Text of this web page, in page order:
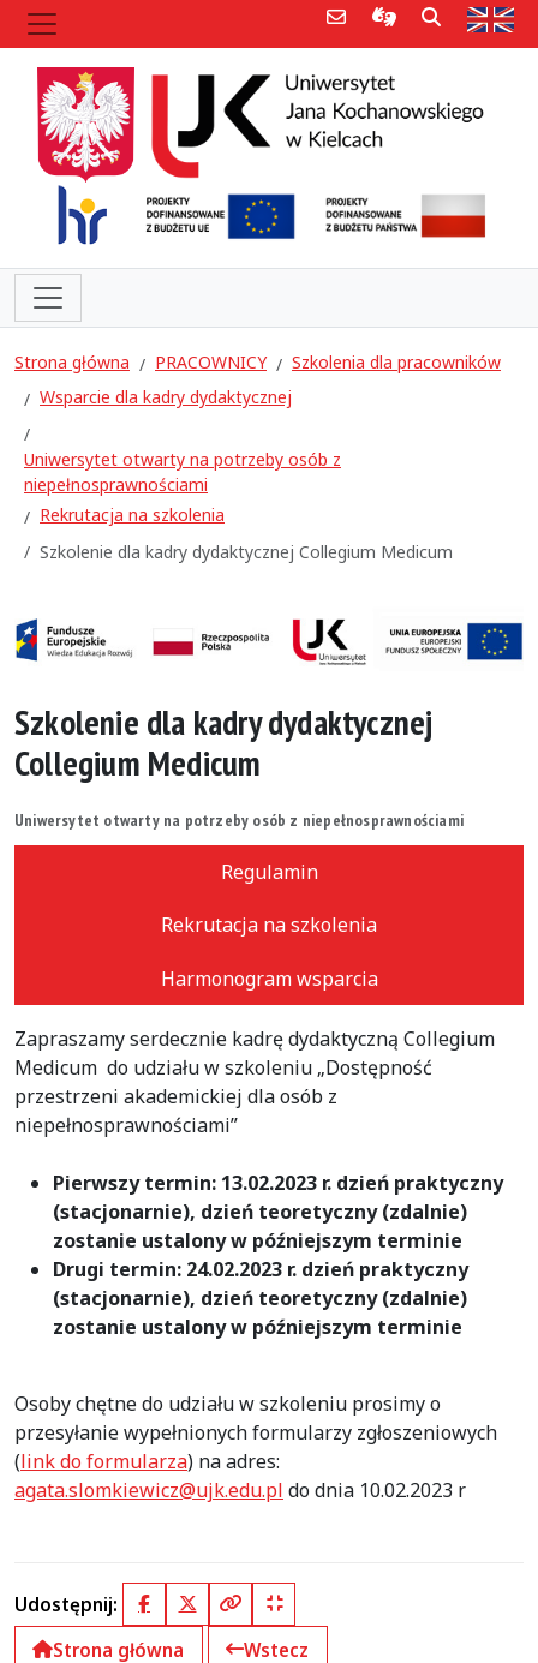
Poczta e-mailInformacje dla
Szukaj
Strona główna PRACOWNICY
Szkolenia dla pracowników
Wsparcie dla kadry dydaktycznej
Uniwersytet otwarty na potrzeby osób z
niepełnosprawnościami
Rekrutacja na szkolenia
Szkolenie dla kadry dydaktycznej Collegium Medicum
Szkolenie dla kadry dydaktycznej
Collegium Medicum
Uniwersytet otwarty na potrzeby osób z niepełnosprawnościami
Regulamin
Rekrutacja na szkolenia
Harmonogram wsparcia
Zapraszamy serdecznie kadrę dydaktyczną Collegium
Medicum do udziału w szkoleniu „Dostępność
przestrzeni akademickiej dla osób z
niepełnosprawnościami”
Pierwszy termin: 13.02.2023 r. dzień praktyczny
(stacjonarnie), dzień teoretyczny (zdalnie)
zostanie ustalony w późniejszym terminie
Drugi termin: 24.02.2023 r. dzień praktyczny
(stacjonarnie), dzień teoretyczny (zdalnie)
zostanie ustalony w późniejszym terminie
Osoby chętne do udziału w szkoleniu prosimy o
przesyłanie wypełnionych formularzy zgłoszeniowych
(link do formularza) na adres:
agata.slomkiewicz@ujk.edu.pl do dnia 10.02.2023 r
Udostępnij: FacebookX (Twitter)
Kopiuj pełny link
Kopiuj krótki link
Strona główna
Wstecz